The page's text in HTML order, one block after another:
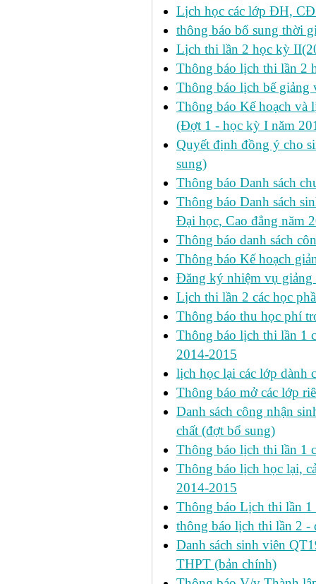
Lịch học các lớp ĐH,
thông báo bổ sung thời
Lịch thi lần 2 học kỳ
Thông báo lịch thi lần 2
Thông báo lịch bế giảng
Thông báo Kế hoạch
(Đợt 1 - học kỳ I năm
Quyết định đồng ý cho
sung)
Thông báo Danh sách
Thông báo Danh sách
Đại học, Cao đẳng năm
Thông báo danh sách
Thông báo Kế hoạch
Đăng ký nhiệm vụ giảng
Lịch thi lần 2 các học
Thông báo thu học phí
Thông báo lịch thi lần 1
2014-2015
lịch học lại các lớp dành
Thông báo mở các lớp
Danh sách công nhận
chất (đợt bổ sung)
Thông báo lịch thi lần 1
Thông báo lịch học lại,
2014-2015
Thông báo Lịch thi lần
thông báo lịch thi lần 2 -
Danh sách sinh viên
THPT (bản chính)